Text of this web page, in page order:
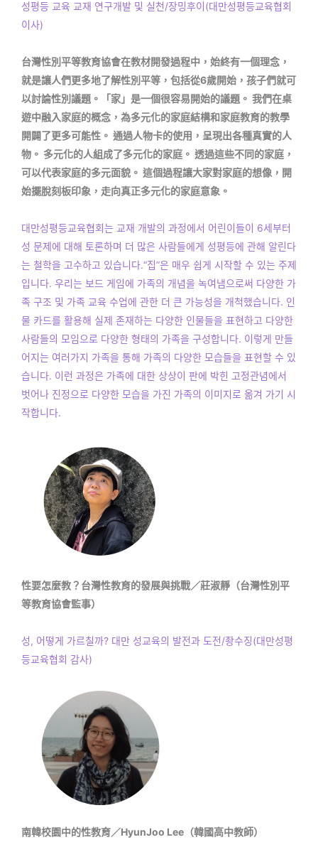
성평등 교육 교재 연구개발 및 실천/장밍후이(대만성평등교육협회
이사)
台灣性別平等教育協會在教材開發過程中，始終有一個理念，
就是讓人們更多地了解性別平等，包括從6歲開始，孩子們就可
以討論性別議題。「家」是一個很容易開始的議題。 我們在桌
遊中融入家庭的概念，為多元化的家庭結構和家庭教育的教學
開闢了更多可能性。 通過人物卡的使用，呈現出各種真實的人
物。 多元化的人組成了多元化的家庭。 透過這些不同的家庭，
可以代表家庭的多元面貌。 這個過程讓大家對家庭的想像，開
始擺脫刻板印象，走向真正多元化的家庭意象。
대만성평등교육협회는 교재 개발의 과정에서 어린이들이 6세부터
성 문제에 대해 토론하며 더 많은 사람들에게 성평등에 관해 알린다
는 철학을 고수하고 있습니다.“집”은 매우 쉽게 시작할 수 있는 주제
입니다. 우리는 보드 게임에 가족의 개념을 녹여냄으로써 다양한 가
족 구조 및 가족 교육 수업에 관한 더 큰 가능성을 개척했습니다. 인
물 카드를 활용해 실제 존재하는 다양한 인물들을 표현하고 다양한
사람들의 모임으로 다양한 형태의 가족을 구성합니다. 이렇게 만들
어지는 여러가지 가족을 통해 가족의 다양한 모습들을 표현할 수 있
습니다. 이런 과정은 가족에 대한 상상이 판에 박힌 고정관념에서
벗어나 진정으로 다양한 모습을 가진 가족의 이미지로 옮겨 가기 시
작합니다.
性要怎麼教？台灣性教育的發展與挑戰／莊淑靜（台灣性別平
等教育協會監事）
성, 어떻게 가르칠까? 대만 성교육의 발전과 도전/좡수징(대만성평
등교육협회 감사)
南韓校園中的性教育／HyunJoo Lee（韓國高中教師）